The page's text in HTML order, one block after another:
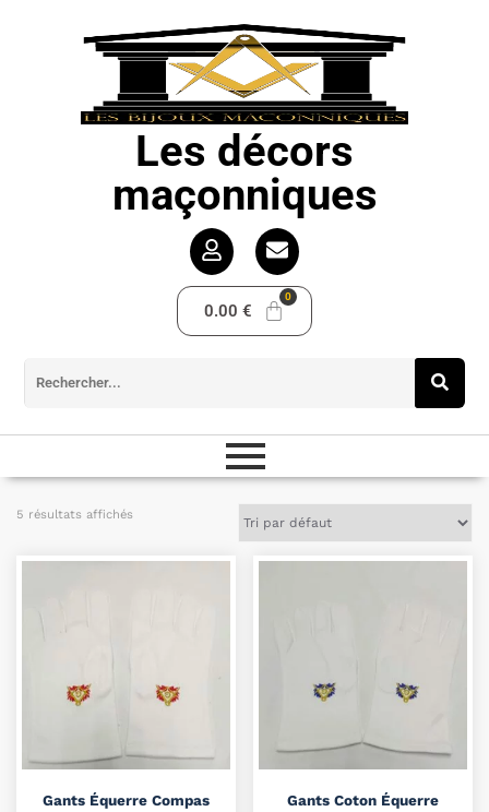
Les décors
maçonniques
0.00 €
5 résultats affichés
Gants Équerre Compas
Gants Coton Équerre